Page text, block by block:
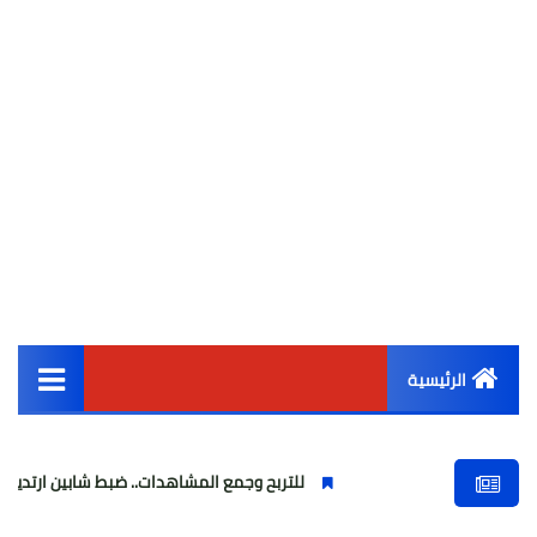
الرئيسية
أخبار مصر
للتربح وجمع المشاهدات.. ضبط شابين ارتديا ملابس